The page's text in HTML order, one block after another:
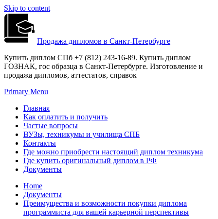
Skip to content
Продажа дипломов в Санкт-Петербурге
Купить диплом СПб +7 (812) 243-16-89. Купить диплом
ГОЗНАК, гос образца в Санкт-Петербурге. Изготовление и
продажа дипломов, аттестатов, справок
Primary Menu
Главная
Как оплатить и получить
Частые вопросы
ВУЗы, техникумы и училища СПБ
Контакты
Где можно приобрести настоящий диплом техникума
Где купить оригинальный диплом в РФ
Документы
Home
Документы
Преимущества и возможности покупки диплома
программиста для вашей карьерной перспективы